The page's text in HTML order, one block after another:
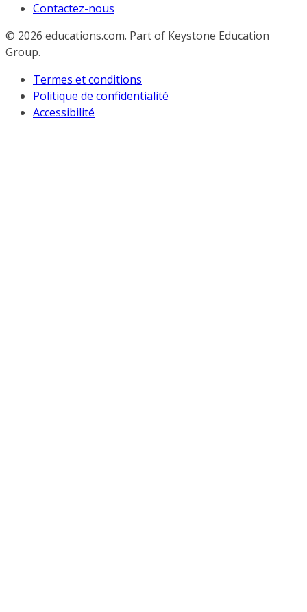
Contactez-nous
© 2026 educations.com. Part of Keystone Education
Group.
Termes et conditions
Politique de confidentialité
Accessibilité